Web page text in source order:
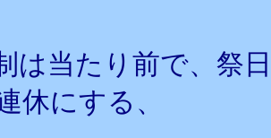
は当たり前で、祭
休にする、